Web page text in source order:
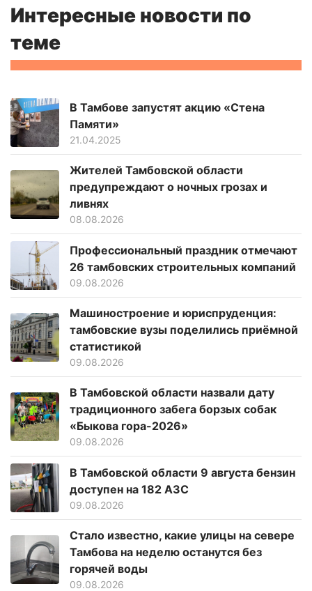
Интересные новости по
теме
В Тамбове запустят акцию «Стена
Памяти»
21.04.2025
Жителей Тамбовской области
предупреждают о ночных грозах и
ливнях
08.08.2026
Профессиональный праздник отмечают
26 тамбовских строительных компаний
09.08.2026
Машиностроение и юриспруденция:
тамбовские вузы поделились приёмной
статистикой
09.08.2026
В Тамбовской области назвали дату
традиционного забега борзых собак
«Быкова гора-2026»
09.08.2026
В Тамбовской области 9 августа бензин
доступен на 182 АЗС
09.08.2026
Стало известно, какие улицы на севере
Тамбова на неделю останутся без
горячей воды
09.08.2026